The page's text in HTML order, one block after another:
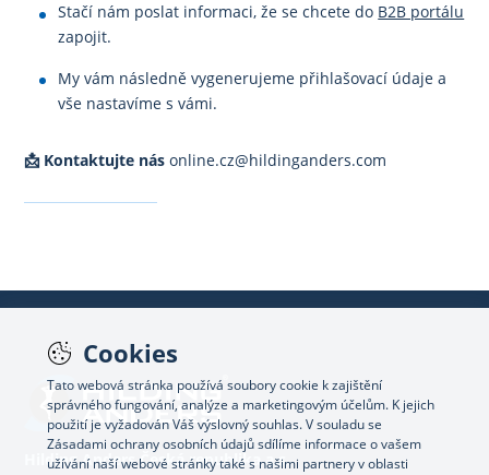
Stačí nám poslat informaci, že se chcete do B2B portálu
zapojit.
My vám následně vygenerujeme přihlašovací údaje a
vše nastavíme s vámi.
📩 Kontaktujte násonline.cz@hildinganders.com
Hilding Anders Česká republika a.s.
Cookies
Tato webová stránka používá soubory cookie k zajištění
správného fungování, analýze a marketingovým účelům. K jejich
použití je vyžadován Váš výslovný souhlas. V souladu se
Zásadami ochrany osobních údajů sdílíme informace o vašem
užívání naší webové stránky také s našimi partnery v oblasti